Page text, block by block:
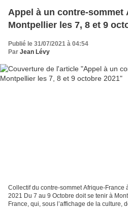
Appel à un contre-sommet
Montpellier les 7, 8 et 9
Publié le 31/07/2021 à 04:54
Par Jean Lévy
Collectif du contre-sommet Afrique-France à
2021 Du 7 au 9 Octobre doit se tenir à
France, qui, sous l’affichage de la culture,